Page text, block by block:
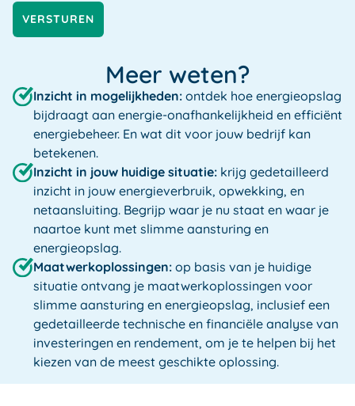
VERSTUREN
Meer weten?
Inzicht in mogelijkheden: ontdek hoe energieopslag
bijdraagt aan energie-onafhankelijkheid en efficiënt
energiebeheer. En wat dit voor jouw bedrijf kan
betekenen.
Inzicht in jouw huidige situatie: krijg gedetailleerd
inzicht in jouw energieverbruik, opwekking, en
netaansluiting. Begrijp waar je nu staat en waar je
naartoe kunt met slimme aansturing en
energieopslag.
Maatwerkoplossingen: op basis van je huidige
situatie ontvang je maatwerkoplossingen voor
slimme aansturing en energieopslag, inclusief een
gedetailleerde technische en financiële analyse van
investeringen en rendement, om je te helpen bij het
kiezen van de meest geschikte oplossing.